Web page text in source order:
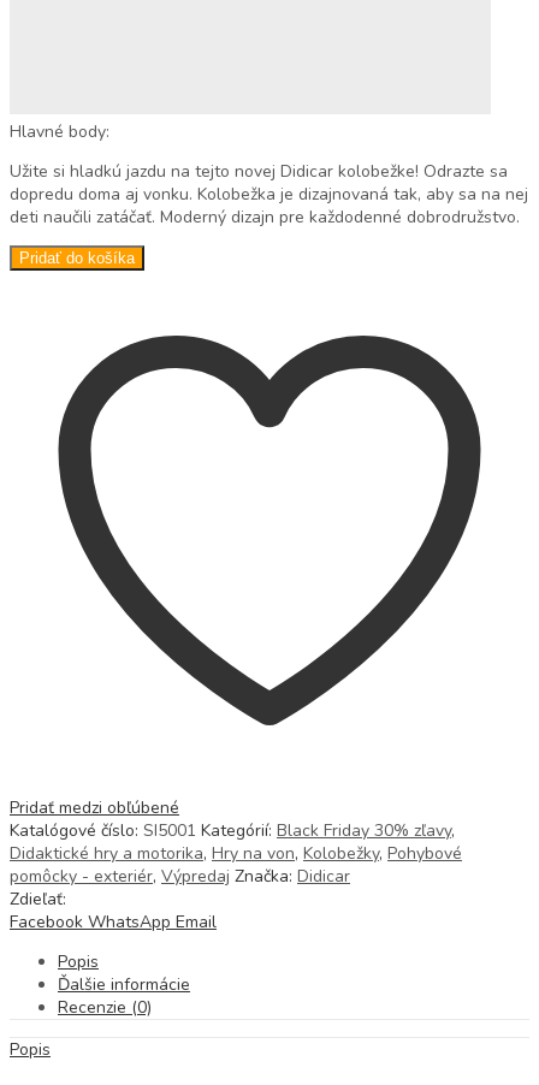
Hlavné body:
Užite si hladkú jazdu na tejto novej Didicar kolobežke! Odrazte sa
dopredu doma aj vonku. Kolobežka je dizajnovaná tak, aby sa na nej
deti naučili zatáčať. Moderný dizajn pre každodenné dobrodružstvo.
Pridať do košíka
Pridať medzi obľúbené
Katalógové číslo: SI5001 Kategórií: Black Friday 30% zľavy,
Didaktické hry a motorika, Hry na von, Kolobežky, Pohybové
pomôcky - exteriér, Výpredaj Značka: Didicar
Zdieľať:
Facebook WhatsApp Email
Popis
Ďalšie informácie
Recenzie (0)
Popis